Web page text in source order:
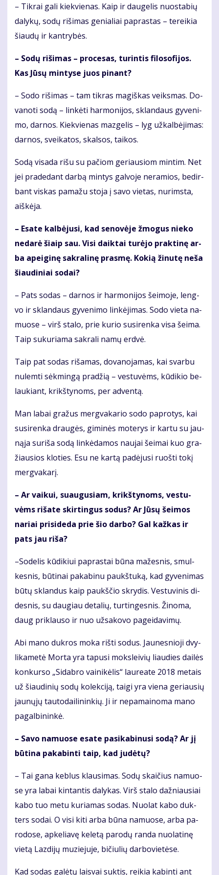
– Tik­rai ga­li kiek­vie­nas. Kaip ir dau­ge­lis nuo­sta­bių
da­ly­kų, so­dų ri­ši­mas ge­nia­liai pa­pras­tas – te­rei­kia
šiau­dų ir kan­try­bės.
– So­dų ri­ši­mas – pro­ce­sas, tu­rin­tis fi­lo­so­fi­jos.
Kas Jū­sų min­ty­se juos pi­nant?
– So­do ri­ši­mas – tam tik­ras ma­giš­kas veiks­mas. Do­
va­no­ti so­dą – lin­kė­ti har­mo­ni­jos, sklan­daus gy­ve­ni­
mo, dar­nos. Kiek­vie­nas maz­ge­lis – lyg už­kal­bė­ji­mas:
dar­nos, svei­ka­tos, skal­sos, tai­kos.
So­dą vi­sa­da ri­šu su pa­čiom ge­riau­siom min­tim. Net
jei pra­de­dant dar­bą min­tys gal­vo­je ne­ra­mios, be­dir­
bant vis­kas pa­ma­žu sto­ja į sa­vo vie­tas, nu­rims­ta,
aiš­kė­ja.
– Esa­te kal­bė­ju­si, kad se­no­vė­je žmo­gus nie­ko
ne­da­rė šiaip sau. Vi­si daik­tai tu­rė­jo prak­ti­nę ar­
ba apei­gi­nę sak­ra­li­nę pras­mę. Ko­kią ži­nu­tę ne­ša
šiau­di­niai so­dai?
– Pats so­das – dar­nos ir har­mo­ni­jos šei­mo­je, leng­
vo ir sklan­daus gy­ve­ni­mo lin­kė­ji­mas. So­do vie­ta na­
muo­se – virš sta­lo, prie ku­rio su­si­ren­ka vi­sa šei­ma.
Taip su­ku­ria­ma sak­ra­li na­mų erd­vė.
Taip pat so­das ri­ša­mas, do­va­no­ja­mas, kai svar­bu
nu­lem­ti sėk­min­gą pra­džią – ves­tu­vėms, kū­di­kio be­
lau­kiant, krikš­ty­noms, per ad­ven­tą.
Man la­bai gra­žus merg­va­ka­rio so­do pa­pro­tys, kai
su­si­ren­ka drau­gės, gi­mi­nės mo­te­rys ir kar­tu su jau­
ną­ja su­ri­ša so­dą lin­kė­da­mos nau­jai šei­mai kuo gra­
žiau­sios klo­ties. Esu ne kar­tą pa­dė­ju­si ruoš­ti to­kį
merg­va­ka­rį.
– Ar vai­kui, su­au­gu­siam, krikš­ty­noms, ves­tu­
vėms ri­ša­te skir­tin­gus so­dus? Ar Jū­sų šei­mos
na­riai pri­si­de­da prie šio dar­bo? Gal kaž­kas ir
pats jau ri­ša?
–So­de­lis kū­di­kiui pa­pras­tai bū­na ma­žes­nis, smul­
kes­nis, bū­ti­nai pa­ka­bi­nu paukš­tu­ką, kad gy­ve­ni­mas
bū­tų sklan­dus kaip paukš­čio skry­dis. Ves­tu­vi­nis di­
des­nis, su dau­giau de­ta­lių, tur­tin­ges­nis. Ži­no­ma,
daug pri­klau­so ir nuo už­sa­ko­vo pa­gei­da­vi­mų.
Abi ma­no duk­ros mo­ka riš­ti so­dus. Jau­nes­nio­ji dvy­
li­ka­me­tė Mor­ta yra ta­pu­si moks­lei­vių liau­dies dai­lės
kon­kur­so „Si­dab­ro vai­ni­kė­lis“ lau­re­a­te 2018 me­tais
už šiau­di­nių so­dų ko­lek­ci­ją, tai­gi yra vie­na ge­riau­sių
jau­nų­jų tau­to­dai­li­nin­kių. Ji ir ne­pa­mai­no­ma ma­no
pa­gal­bi­nin­kė.
– Sa­vo na­muo­se esa­te pa­si­ka­bi­nu­si so­dą? Ar jį
bū­ti­na pa­ka­bin­ti taip, kad ju­dė­tų?
– Tai ga­na keb­lus klau­si­mas. So­dų skai­čius na­muo­
se yra la­bai kin­tan­tis da­ly­kas. Virš sta­lo daž­niau­siai
ka­bo tuo me­tu ku­ria­mas so­das. Nuo­lat ka­bo duk­
ters so­dai. O vi­si ki­ti ar­ba bū­na na­muo­se, ar­ba pa­
ro­do­se, ap­ke­lia­vę ke­le­tą pa­ro­dų ran­da nuo­la­ti­nę
vie­tą Laz­di­jų mu­zie­ju­je, bi­čiu­lių dar­bo­vie­tė­se.
Kad so­das ga­lė­tų lais­vai suk­tis, rei­kia ka­bin­ti ant